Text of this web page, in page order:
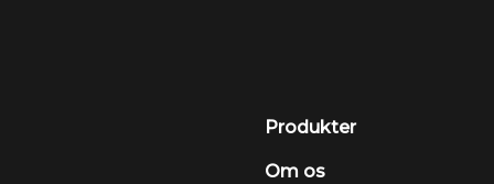
Produkter
Om os